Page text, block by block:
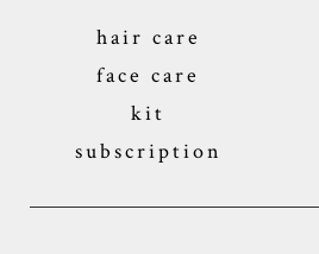
hair care
face care
kit
subscription